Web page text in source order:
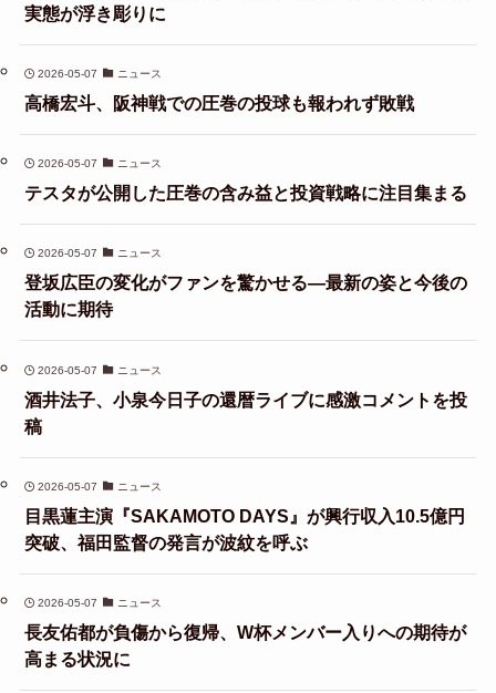
実態が浮き彫りに
2026-05-07 ニュース
高橋宏斗、阪神戦での圧巻の投球も報われず敗戦
2026-05-07 ニュース
テスタが公開した圧巻の含み益と投資戦略に注目集まる
2026-05-07 ニュース
登坂広臣の変化がファンを驚かせる—最新の姿と今後の
活動に期待
2026-05-07 ニュース
酒井法子、小泉今日子の還暦ライブに感激コメントを投
稿
2026-05-07 ニュース
目黒蓮主演『SAKAMOTO DAYS』が興行収入10.5億円
突破、福田監督の発言が波紋を呼ぶ
2026-05-07 ニュース
長友佑都が負傷から復帰、W杯メンバー入りへの期待が
高まる状況に